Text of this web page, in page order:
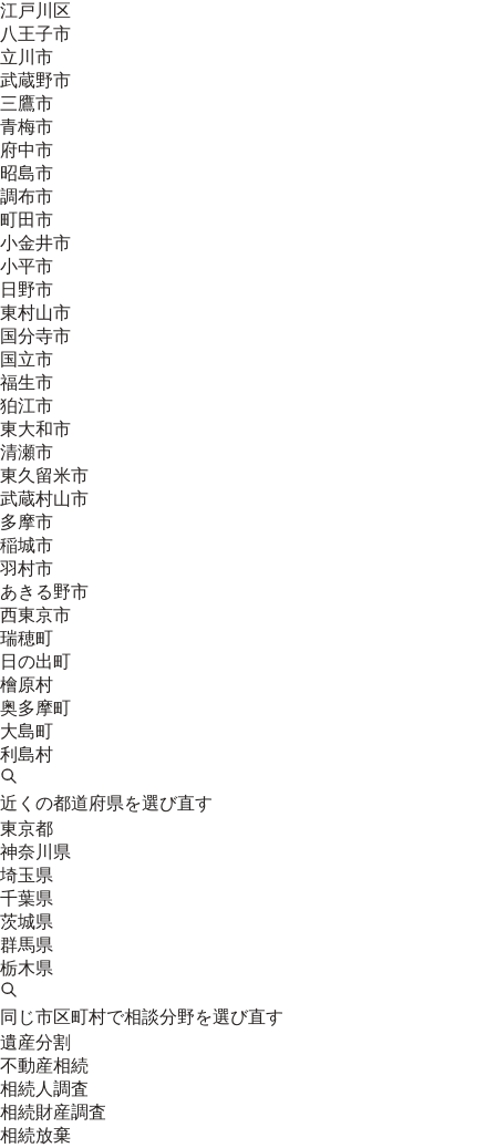
江戸川区
八王子市
立川市
武蔵野市
三鷹市
青梅市
府中市
昭島市
調布市
町田市
小金井市
小平市
日野市
東村山市
国分寺市
国立市
福生市
狛江市
東大和市
清瀬市
東久留米市
武蔵村山市
多摩市
稲城市
羽村市
あきる野市
西東京市
瑞穂町
日の出町
檜原村
奥多摩町
大島町
利島村
近くの都道府県を選び直す
東京都
神奈川県
埼玉県
千葉県
茨城県
群馬県
栃木県
同じ市区町村で相談分野を選び直す
遺産分割
不動産相続
相続人調査
相続財産調査
相続放棄